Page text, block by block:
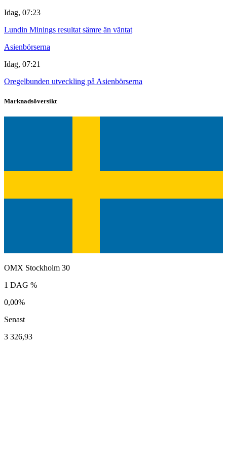
Idag, 07:23
Lundin Minings resultat sämre än väntat
Asienbörserna
Idag, 07:21
Oregelbunden utveckling på Asienbörserna
Marknadsöversikt
OMX Stockholm 30
1 DAG %
0,00%
Senast
3 326,93